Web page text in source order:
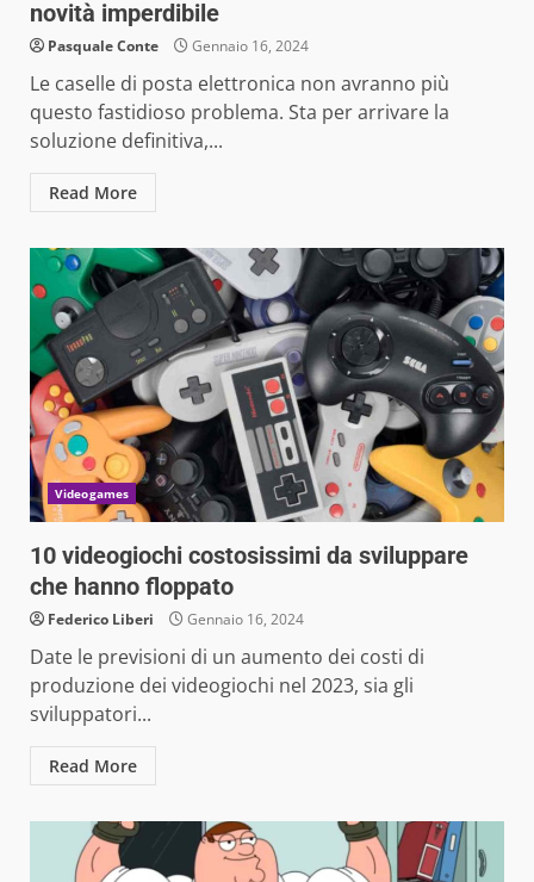
novità imperdibile
Pasquale Conte Gennaio 16, 2024
Le caselle di posta elettronica non avranno più
questo fastidioso problema. Sta per arrivare la
soluzione definitiva,...
Read More
Videogames
10 videogiochi costosissimi da sviluppare
che hanno floppato
Federico Liberi Gennaio 16, 2024
Date le previsioni di un aumento dei costi di
produzione dei videogiochi nel 2023, sia gli
sviluppatori...
Read More